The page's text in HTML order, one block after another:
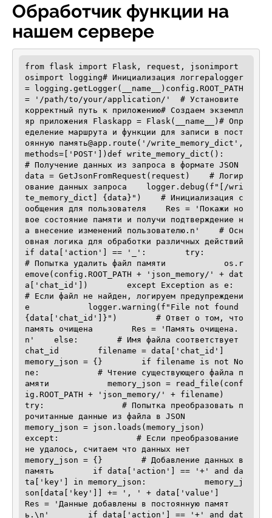
Обработчик функции на
нашем сервере
from flask import Flask, request, jsonimport
osimport logging# Инициализация логгераlogger
= logging.getLogger(__name__)config.ROOT_PATH
= '/path/to/your/application/'  # Установите
корректный путь к приложению# Создаем экземпл
яр приложения Flaskapp = Flask(__name__)# Опр
еделение маршрута и функции для записи в пост
оянную память@app.route('/write_memory_dict',
methods=['POST'])def write_memory_dict():
# Получение данных из запроса в формате JSON
data = GetJsonFromRequest(request)    # Логир
ование данных запроса    logger.debug(f"[/wri
te_memory_dict] {data}")    # Инициализация с
ообщения для пользователя    Res = 'Покажи но
вое состояние памяти и получи подтверждение н
а внесение изменений пользователю.n'    # Осн
овная логика для обработки различных действий
if data['action'] == '_':        try:
# Попытка удалить файл памяти            os.r
emove(config.ROOT_PATH + 'json_memory/' + dat
a['chat_id'])        except Exception as e:
# Если файл не найден, логируем предупреждени
е            logger.warning(f"File not found
{data['chat_id']}")        # Ответ о том, что
память очищена        Res = 'Память очищена.
n'    else:        # Имя файла соответствует
chat_id        filename = data['chat_id']
memory_json = {}        if filename is not No
ne:            # Чтение существующего файла п
амяти            memory_json = read_file(conf
ig.ROOT_PATH + 'json_memory/' + filename)
try:                # Попытка преобразовать п
рочитанные данные из файла в JSON
memory_json = json.loads(memory_json)
except:                # Если преобразование
не удалось, считаем что данных нет
memory_json = {}        # Добавление данных в
память        if data['action'] == '+' and da
ta['key'] in memory_json:            memory_j
son[data['key']] += ', ' + data['value']
Res = 'Данные добавлены в постоянную памят
ь.\n'        if data['action'] == '+' and dat